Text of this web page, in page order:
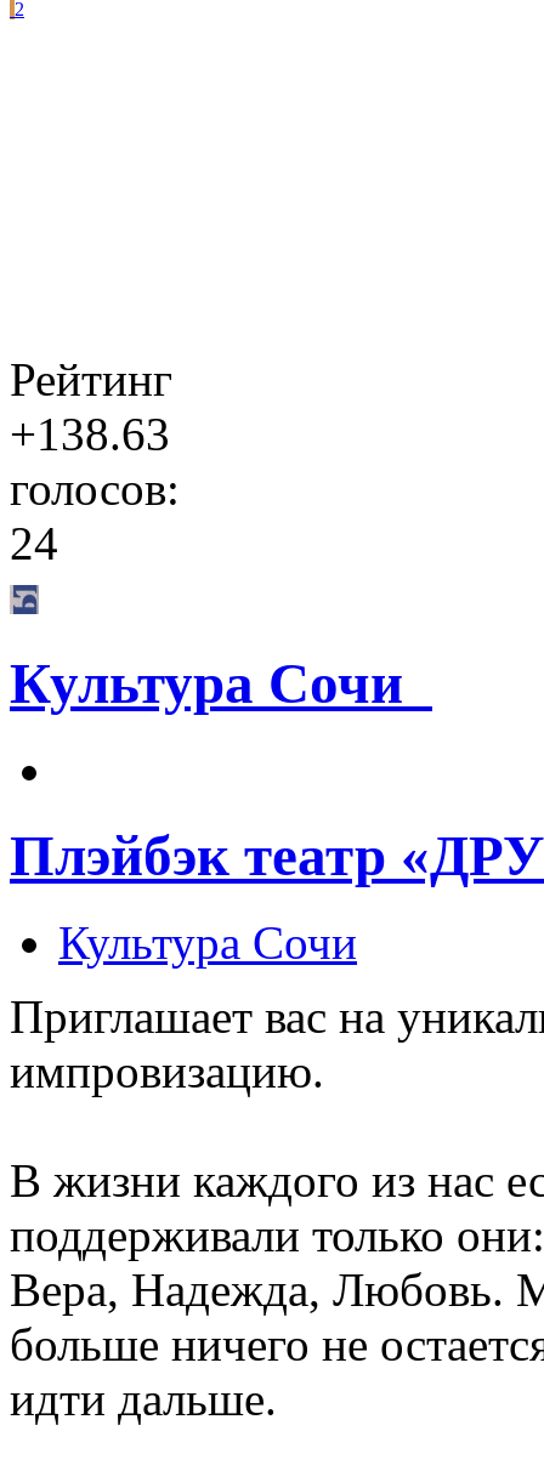
2
Рейтинг
+138.63
голосов:
24
Культура Сочи
Плэйбэк театр
Культура Сочи
Приглашает вас на
импровизацию.
В жизни каждого из нас
поддерживали только они:
Вера, Надежда, Любовь.
больше ничего не
идти дальше.